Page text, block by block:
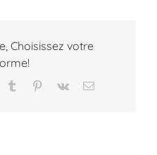
Choisissez votre
Tumblr Pinterest
Vk Email